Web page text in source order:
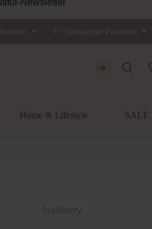
Newsletter
Fr Schweizer Franken
Home & Lifestyle SALE
Nailberry